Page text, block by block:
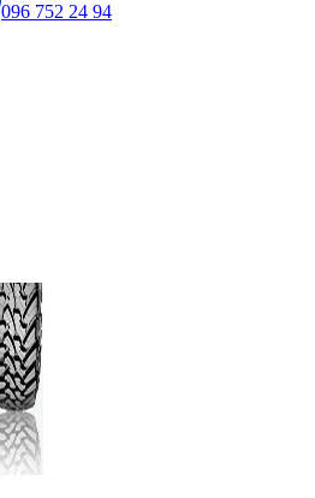
096 752 24 94